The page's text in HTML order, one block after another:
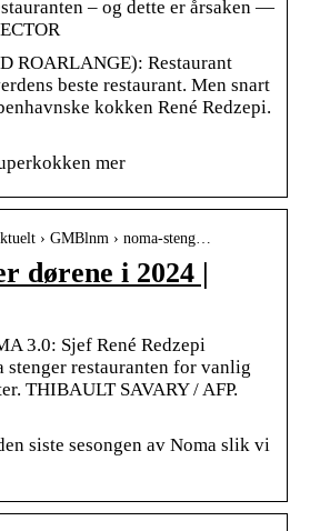
– og dette er årsaken —
ROARLANGE): Restaurant
beste restaurant. Men snart
kokken René Redzepi.
mer
› GMBlnm › noma-steng…
dørene i 2024 |
3.0: Sjef René Redzepi
stenger restauranten for vanlig
THIBAULT SAVARY / AFP.
siste sesongen av Noma slik vi